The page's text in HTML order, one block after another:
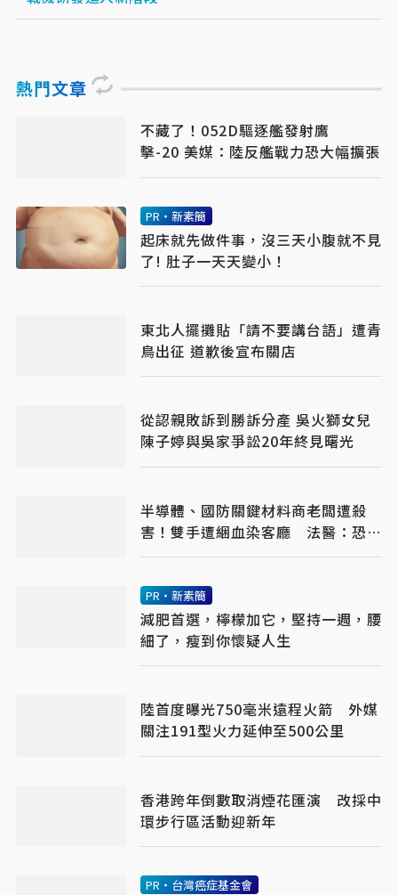
熱門文章
不藏了！052D驅逐艦發射鷹
擊-20 美媒：陸反艦戰力恐大幅擴張
PR・新素簡
起床就先做件事，沒三天小腹就不見
了! 肚子一天天變小！
東北人擺攤貼「請不要講台語」遭青
鳥出征 道歉後宣布關店
從認親敗訴到勝訴分產 吳火獅女兒
陳子婷與吳家爭訟20年終見曙光
半導體、國防關鍵材料商老闆遭殺
害！雙手遭綑血染客廳 法醫：恐不
只一名凶手
PR・新素簡
減肥首選，檸檬加它，堅持一週，腰
細了，瘦到你懷疑人生
陸首度曝光750毫米遠程火箭 外媒
關注191型火力延伸至500公里
香港跨年倒數取消煙花匯演 改採中
環步行區活動迎新年
PR・台灣癌症基金會